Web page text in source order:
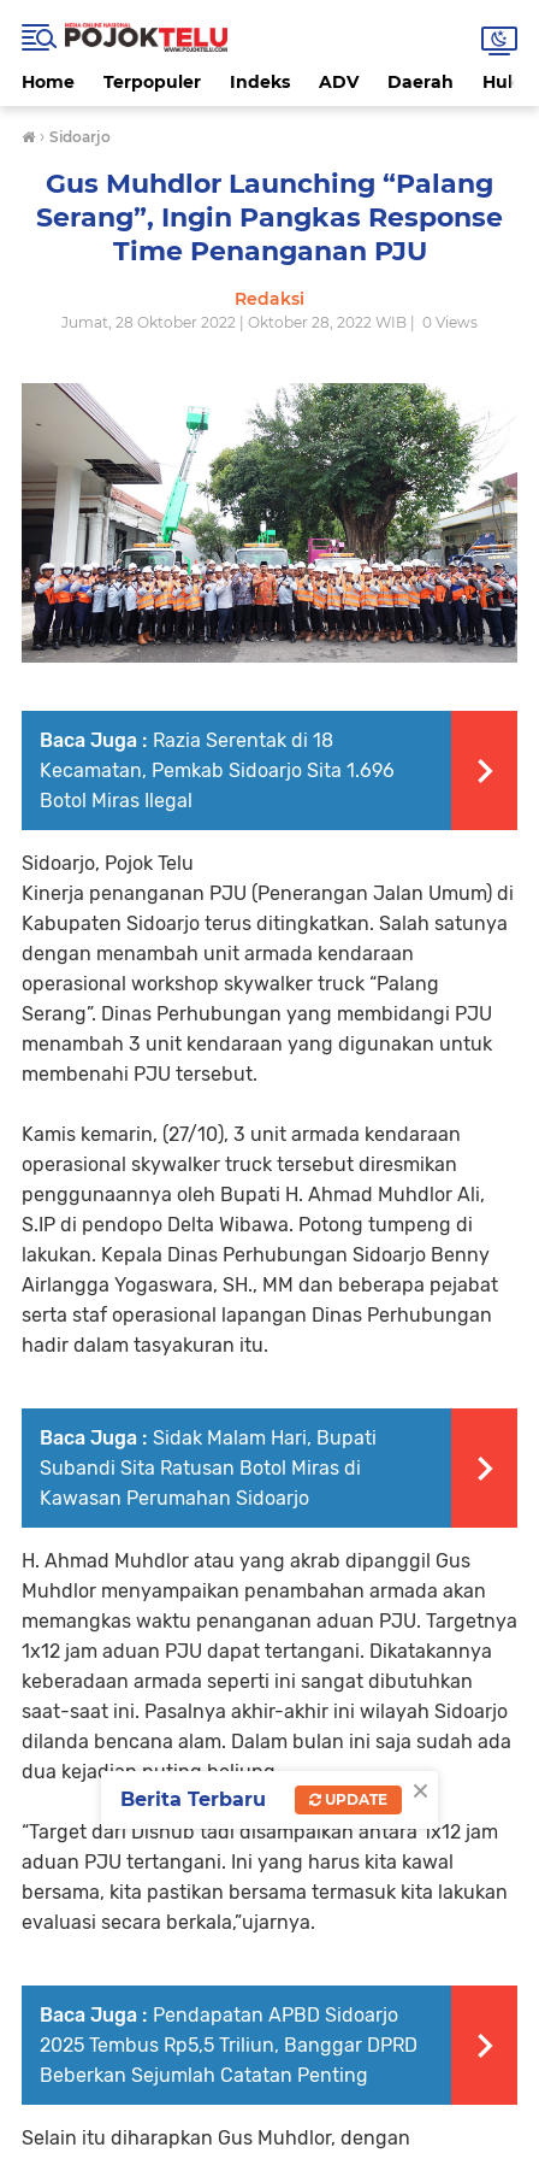
Home Terpopuler Indeks ADV Daerah
› Sidoarjo
Gus Muhdlor Launching “Palang
Serang”, Ingin Pangkas Response
Time Penanganan PJU
Redaksi
Jumat, 28 Oktober 2022 | Oktober 28, 2022 WIB | 0 Views
Baca Juga : Razia Serentak di 18
Kecamatan, Pemkab Sidoarjo Sita 1.696
Botol Miras Ilegal
Sidoarjo, Pojok Telu
Kinerja penanganan PJU (Penerangan Jalan Umum) di
Kabupaten Sidoarjo terus ditingkatkan. Salah satunya
dengan menambah unit armada kendaraan
operasional workshop skywalker truck “Palang
Serang”. Dinas Perhubungan yang membidangi PJU
menambah 3 unit kendaraan yang digunakan untuk
membenahi PJU tersebut.
Kamis kemarin, (27/10), 3 unit armada kendaraan
operasional skywalker truck tersebut diresmikan
penggunaannya oleh Bupati H. Ahmad Muhdlor Ali,
S.IP di pendopo Delta Wibawa. Potong tumpeng di
lakukan. Kepala Dinas Perhubungan Sidoarjo Benny
Airlangga Yogaswara, SH., MM dan beberapa pejabat
serta staf operasional lapangan Dinas Perhubungan
hadir dalam tasyakuran itu.
Baca Juga : Sidak Malam Hari, Bupati
Subandi Sita Ratusan Botol Miras di
Kawasan Perumahan Sidoarjo
H. Ahmad Muhdlor atau yang akrab dipanggil Gus
Muhdlor menyampaikan penambahan armada akan
memangkas waktu penanganan aduan PJU. Targetnya
1x12 jam aduan PJU dapat tertangani. Dikatakannya
keberadaan armada seperti ini sangat dibutuhkan
saat-saat ini. Pasalnya akhir-akhir ini wilayah Sidoarjo
dilanda bencana alam. Dalam bulan ini saja sudah ada
dua kejadian puting beliung.
“Target dari Dishub tadi disampaikan antara 1x12 jam
aduan PJU tertangani. Ini yang harus kita kawal
bersama, kita pastikan bersama termasuk kita lakukan
evaluasi secara berkala,”ujarnya.
Baca Juga : Pendapatan APBD Sidoarjo
2025 Tembus Rp5,5 Triliun, Banggar DPRD
Beberkan Sejumlah Catatan Penting
Selain itu diharapkan Gus Muhdlor, dengan
×
Berita Terbaru UPDATE